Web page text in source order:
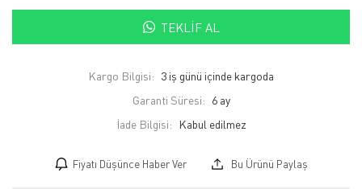
TEKLIF AL
Kargo Bilgisi: 3 iş günü içinde kargoda
Garanti Süresi: 6 ay
İade Bilgisi:
Fiyatı Düşünce Haber Ver Bu Ürünü Paylaş